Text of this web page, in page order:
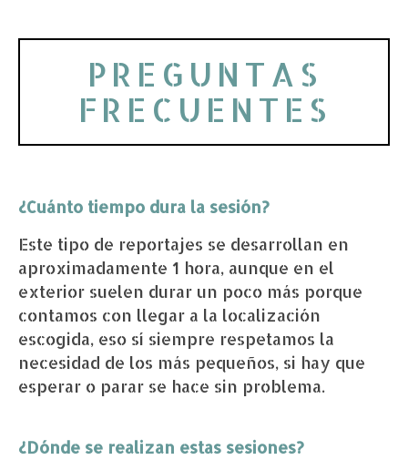
PREGUNTAS
FRECUENTES
¿Cuánto tiempo dura la sesión?
Este tipo de reportajes se desarrollan en
aproximadamente 1 hora, aunque en el
exterior suelen durar un poco más porque
contamos con llegar a la localización
escogida, eso sí siempre respetamos la
necesidad de los más pequeños, si hay que
esperar o parar se hace sin problema.
¿Dónde se realizan estas sesiones?